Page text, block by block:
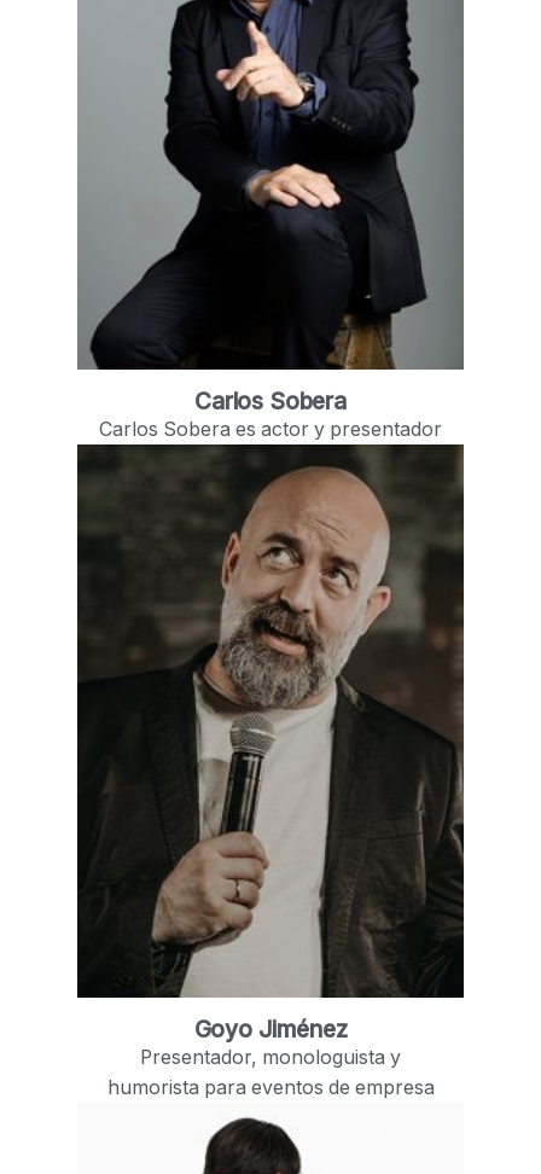
Carlos Sobera
Carlos Sobera es actor y presentador
Goyo Jiménez
Presentador, monologuista y
humorista para eventos de empresa